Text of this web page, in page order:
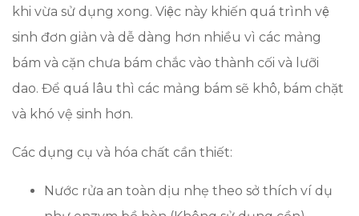
khi vừa sử dụng xong. Việc này khiến quá trình vệ
sinh đơn giản và dễ dàng hơn nhiều vì các mảng
bám và cặn chưa bám chắc vào thành cối và lưỡi
dao. Để quá lâu thì các mảng bám sẽ khô, bám chặt
và khó vệ sinh hơn.
Các dụng cụ và hóa chất cần thiết:
Nước rửa an toàn dịu nhẹ theo sở thích ví dụ